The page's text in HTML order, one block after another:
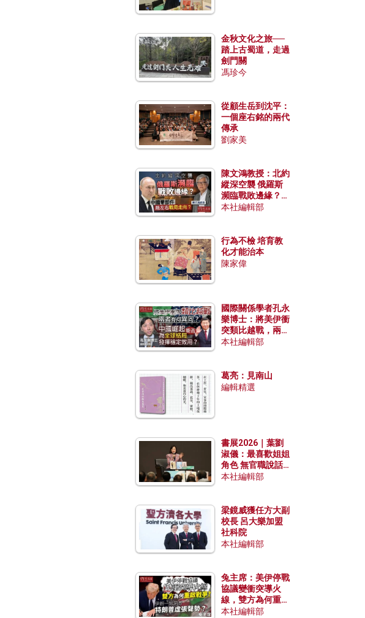
金秋文化之旅──
踏上古蜀道，走過
劍門關
馮珍今
從顧生岳到沈平：
一個座右銘的兩代
傳承
劉家美
陳文鴻教授：北約
縱深空襲 俄羅斯
瀕臨戰敗邊緣？中
國零部件能左右戰
本社編輯部
行為不檢 培育教
化才能治本
陳家偉
國際關係學者孔永
樂博士：將美伊衝
突類比越戰，兩者
有何異同？中國崛
本社編輯部
葛亮：見南山
編輯精選
書展2026｜葉劉
淑儀：最喜歡姐姐
角色 無官職說話
包袱少
本社編輯部
梁鏡威獲任方大副
校長 呂大樂加盟
社科院
本社編輯部
兔主席：美伊停戰
協議變衝突導火
線，雙方為何重啟
戰爭？伊朗一早洞
本社編輯部